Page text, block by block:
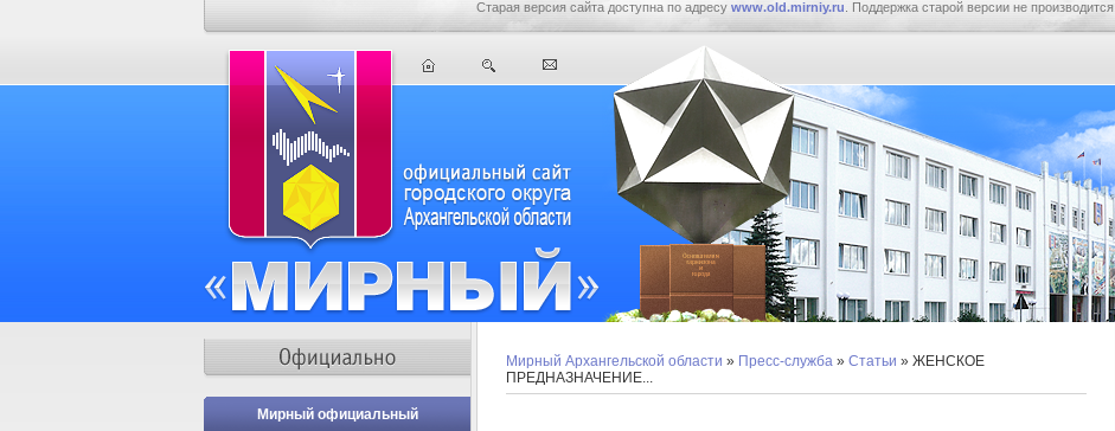
Старая версия сайта доступна по адресу www.old.mirniy.ru . Поддержка старой версии не производится.
Мирный официальный
Мирный Архангельской области » Пресс-служба » Статьи » ЖЕНСКОЕ
ПРЕДНАЗНАЧЕНИЕ...